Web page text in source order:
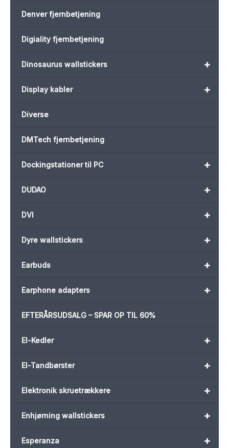
Denver fjernbetjening
Digiality fjernbetjening
+
Dinosaurus wallstickers
+
Display kabler
Diverse
DMTech fjernbetjening
+
Dockingstationer til PC
+
DUDAO
+
DVI
+
Dyre wallstickers
+
Earbuds
+
Earphone adapters
EFTERÅRSUDSALG – SPAR OP TIL 60%
+
El-Kedler
+
El-Tandbørster
+
Elektronik skruetrækkere
+
Enhjørning wallstickers
+
Esperanza